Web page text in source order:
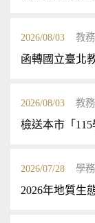
2026/08/03 教
函轉國立臺北
2026/08/03 教
檢送本市「
2026/07/28 學
2026年地質生